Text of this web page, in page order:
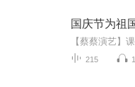
国庆节为祖
215